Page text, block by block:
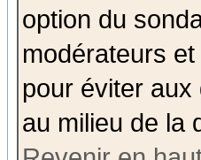
option du
modérateurs
pour éviter
au milieu de la